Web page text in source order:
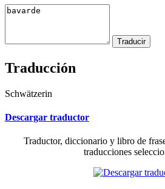
Traducción
Schwätzerin
Descargar traductor
Traductor, diccionario y libro de
traducciones